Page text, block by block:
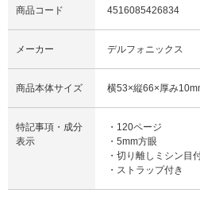
商品コード 4516085426834
メーカー デルフォニックス
商品本体サイズ 横53×縦66×厚み
特記事項・成分
表示
・120ページ
・5mm方眼
・切り離しミシン目
・ストラップ付き